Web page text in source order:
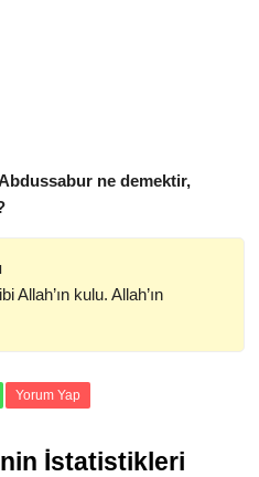
ne demektir,
kulu. Allah’ın
Yorum Yap
İstatistikleri